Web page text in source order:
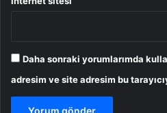
Daha sonraki yorumlarımda
adresim ve site adresim bu